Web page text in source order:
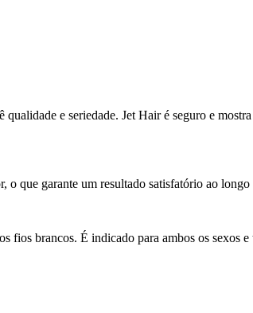
e seriedade. Jet Hair é seguro e
que garante um resultado satisfatório ao
fios brancos. É indicado para ambos os sexos e